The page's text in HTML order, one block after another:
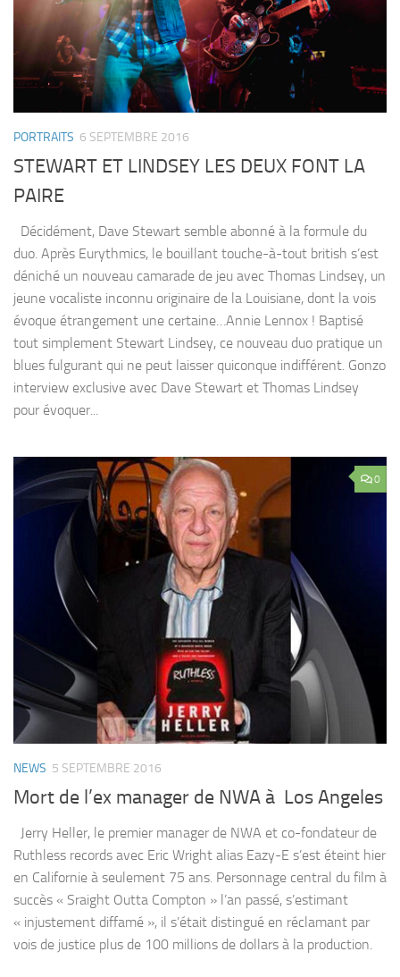
PORTRAITS 6 SEPTEMBRE 2016
STEWART ET LINDSEY LES DEUX FONT LA
PAIRE
Décidément, Dave Stewart semble abonné à la formule du
duo. Après Eurythmics, le bouillant touche-à-tout british s’est
déniché un nouveau camarade de jeu avec Thomas Lindsey, un
jeune vocaliste inconnu originaire de la Louisiane, dont la vois
évoque étrangement une certaine…Annie Lennox ! Baptisé
tout simplement Stewart Lindsey, ce nouveau duo pratique un
blues fulgurant qui ne peut laisser quiconque indifférent. Gonzo
interview exclusive avec Dave Stewart et Thomas Lindsey
pour évoquer...
0
NEWS 5 SEPTEMBRE 2016
Mort de l’ex manager de NWA à Los Angeles
Jerry Heller, le premier manager de NWA et co-fondateur de
Ruthless records avec Eric Wright alias Eazy-E s’est éteint hier
en Californie à seulement 75 ans. Personnage central du film à
succès « Sraight Outta Compton » l’an passé, s’estimant
« injustement diffamé », il s’était distingué en réclamant par
vois de justice plus de 100 millions de dollars à la production.